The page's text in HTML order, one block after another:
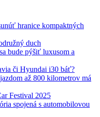
hranice kompaktných
duch
bude pýšiť luxusom a
či Hyundai i30 báť?
až 800 kilometrov má
Festival 2025
spojená s automobilovou